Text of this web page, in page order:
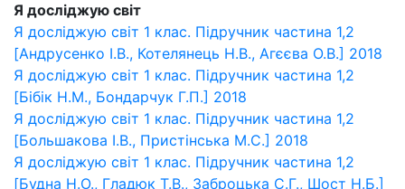
Я досліджую світ
Я досліджую світ 1 клас. Підручник частина 1,2
[Андрусенко І.В., Котелянець Н.В., Агєєва О.В.] 2018
Я досліджую світ 1 клас. Підручник частина 1,2
[Бібік Н.М., Бондарчук Г.П.] 2018
Я досліджую світ 1 клас. Підручник частина 1,2
[Большакова І.В., Пристінська М.С.] 2018
Я досліджую світ 1 клас. Підручник частина 1,2
[Будна Н.О., Гладюк Т.В., Заброцька С.Г., Шост Н.Б.]